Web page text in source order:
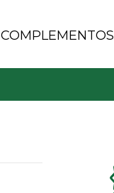
COMPLEMENTOS